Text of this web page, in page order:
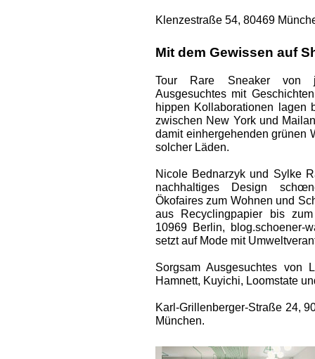
Klenzestraße 54, 80469
Mit dem Gewissen auf
Tour Rare Sneaker von
Ausgesuchtes mit
hippen Kollaborationen lagen
zwischen New York und
damit einhergehenden grünen
solcher Läden.
Nicole ­Bednarzyk und Sylke
nachhaltiges Design
Ökofaires zum Wohnen und
aus Recyclingpapier bis
10969 Berlin, blog.schoener-
setzt auf Mode mit
Sorgsam Ausgesuchtes von
Hamnett, Kuyichi, Loomstate
Karl-Grillenberger-Straße 24,
München.